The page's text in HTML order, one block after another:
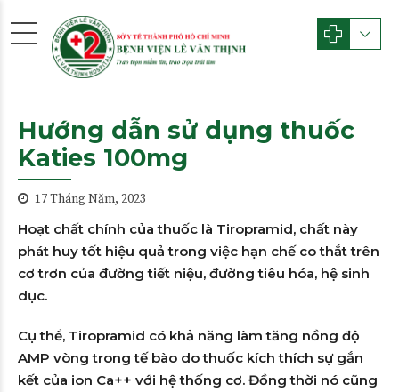
Hướng dẫn sử dụng thuốc
Katies 100mg
17 Tháng Năm, 2023
Hoạt chất chính của thuốc là Tiropramid, chất này
phát huy tốt hiệu quả trong việc hạn chế co thắt trên
cơ trơn của đường tiết niệu, đường tiêu hóa, hệ sinh
dục.
Cụ thể, Tiropramid có khả năng làm tăng nồng độ
AMP vòng trong tế bào do thuốc kích thích sự gắn
kết của ion Ca++ với hệ thống cơ. Đồng thời nó cũng